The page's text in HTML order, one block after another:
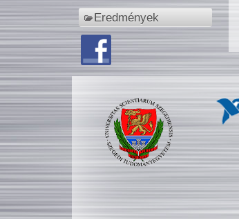
Eredmények